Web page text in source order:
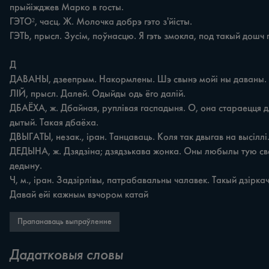
прыйіжджев Марко в госты.
ГЭТО², часц. Ж. Молочка добрэ гэто з'йісты.
ГЭТЬ, прысл. Зусім, поўнасцю. Я гэть змокла, под такый дошч
Д
ДАВАНЫ, дзеепрым. Накормлены. Шэ свынэ мойі ны даваны.
ЛІЙ, прысл. Далей. Одыйды одь ёго далій.
ДБАЁХА, ж. Дбайная, руплівая гаспадыня. О, она стараецця
дытый. Такая дбаёха.
ДВЫГАТЫ, незак., іран. Танцаваць. Коля так двыгав на высіллі.
ДЕДЫНА, ж. Дзядзіна; дзядзькава жонка. Оны любылы тую
дедыну.
Ч, м., іран. Задзірлівы, патрабавальны чалавек. Такый
Давай ейі кажным вэчором катай
Прапанаваць выпраўленне
Дадатковыя словы